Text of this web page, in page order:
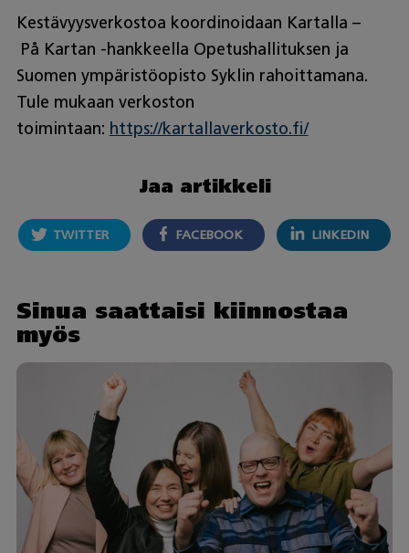
Kestävyysverkostoa koordinoidaan Kartalla –
På Kartan -hankkeella Opetushallituksen ja
Suomen ympäristöopisto Syklin rahoittamana.
Tule mukaan verkoston
toimintaan: https://kartallaverkosto.fi/
Jaa artikkeli
TWITTER FACEBOOK LINKEDIN
Sinua saattaisi kiinnostaa
myös